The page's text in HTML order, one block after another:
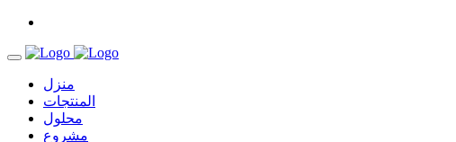
منزل
المنتجات
محلول
مشروع